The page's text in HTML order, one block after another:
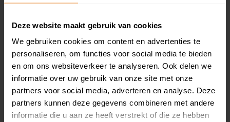
Deze website maakt gebruik van cookies
We gebruiken cookies om content en advertenties te
personaliseren, om functies voor social media te bieden
en om ons websiteverkeer te analyseren. Ook delen we
informatie over uw gebruik van onze site met onze
partners voor social media, adverteren en analyse. Deze
partners kunnen deze gegevens combineren met andere
informatie die u aan ze heeft verstrekt of die ze hebben